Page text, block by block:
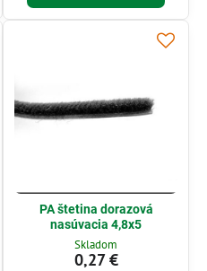
PA štetina dorazová
nasúvacia 4,8x5
Skladom
0,27 €